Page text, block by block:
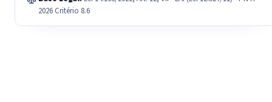
2026 Critério 8.6